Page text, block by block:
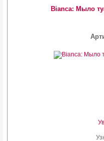
Bianca: Мыло